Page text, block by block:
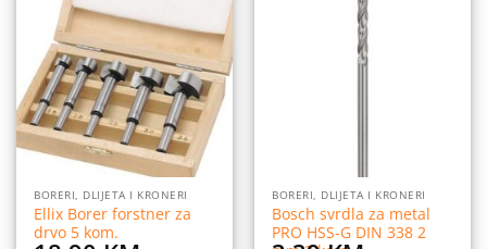
na
listu
želja
BORERI, DLIJETA I KRONERI
Ellix Borer forstner za
drvo 5 kom.
BORERI, DLIJETA I KRONERI
Bosch svrdla za metal
PRO HSS-G DIN 338 2